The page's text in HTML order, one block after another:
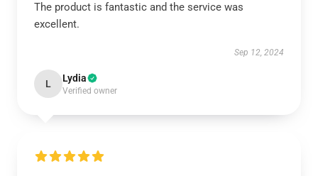
The product is fantastic and the service was
excellent.
Sep 12, 2024
L Lydia
Verified owner